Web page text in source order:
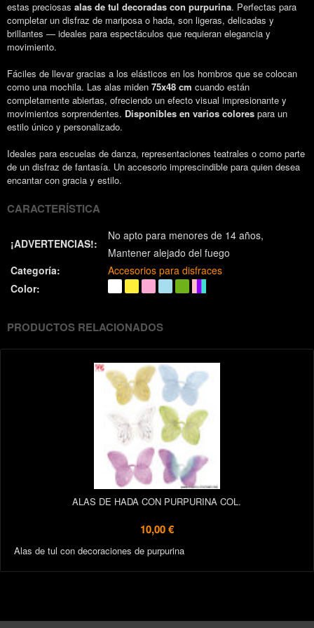
estas preciosas alas de tul decoradas con purpurina. Perfectas para
completar un disfraz de mariposa o hada, son ligeras, delicadas y
brillantes — ideales para espectáculos que requieran elegancia y
movimiento.
Fáciles de llevar gracias a los elásticos en los hombros que se colocan
como una mochila. Las alas miden 75x48 cm cuando están
completamente abiertas, ofreciendo un efecto visual impresionante y
movimientos sorprendentes. Disponibles en varios colores para un
estilo único y personalizado.
Ideales para escuelas de danza, representaciones teatrales o como parte
de un disfraz de fantasía. Un accesorio imprescindible para quien desea
encantar con gracia y estilo.
CARACTERÍSTICA
¡ADVERTENCIAS!:
No apto para menores de 14 años
Mantener alejado del fuego
Categoría:
Accesorios para disfraces
Color:
PRODUCTOS RELACIONADOS
ALAS DE HADA CON PURPURINA COL.
10,00 €
Alas de tul con decoraciones de purpurina